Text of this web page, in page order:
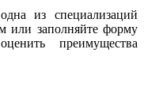
из специализаций
или заполняйте форму
преимущества